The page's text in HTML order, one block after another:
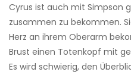
Cyrus ist auch mit Simpson
zusammen zu bekommen.
Herz an ihrem Oberarm
Brust einen Totenkopf mit
Es wird schwierig, den